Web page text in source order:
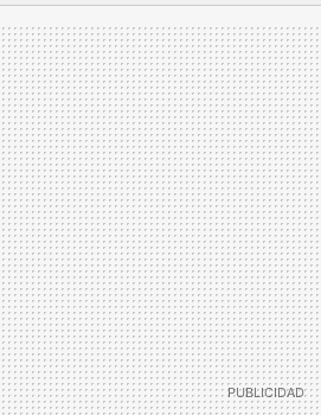
FACEBOOK
TWITTERFLIPBOARD
E-
MAIL
WHATSAPP